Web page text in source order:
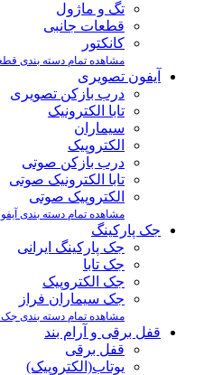
تگ و ماژول
قطعات جانبی
کانکتور
مشاهده تمام دسته بندی
آیفون تصویری
درب بازکن تصویری
تابا الکترونیک
سیماران
الکتروپیک
درب بازکن صوتی
تابا الکترونیک صوتی
الکتروپیک صوتی
مشاهده تمام دسته بندی
جک پارکینگ
جک پارکینگ ایرانی
جک تابا
جک الکتروپیک
جک سیماران فراز
مشاهده تمام دسته بندی جک
قفل برقی و آرام بند
قفل برقی
یوتاب(الکتروپیک)